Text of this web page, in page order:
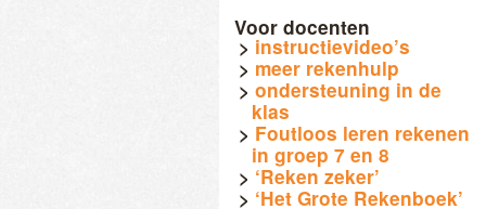
Voor docenten
instructievideo’s
meer rekenhulp
ondersteuning in de
klas
Foutloos leren rekenen
in groep 7 en 8
‘Reken zeker’
‘Het Grote Rekenboek’